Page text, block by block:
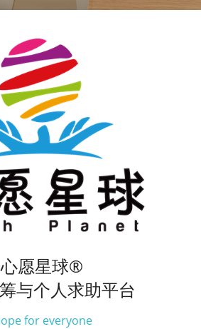
心愿星球®
与个人求助平台
for everyone